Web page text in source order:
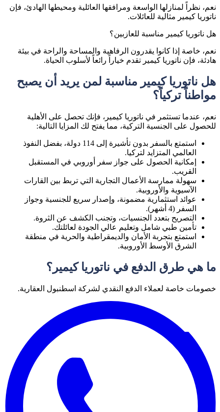
نعم، نظراً لمنازلها الواسعة ومرافقها العائلية ومحيطها الهادئ، فإن
ناتوريا كيمير مثالية للعائلات.
هل ناتوريا كيمير مناسبة للعازبين؟
نعم، خاصة إذا كانوا يقدرون الرفاهية والمساحة والراحة في بيئة
هادئة، فإن ناتوريا كيمير تقدم خياراً رائعاً لأسلوب الحياة.
هل ناتوريا كيمير مناسبة لمن يريد أن يصبح
مواطناً تركياً؟
نعم، عندما تستثمر في ناتوريا كيمير، فإنك تحصل على الأهلية
للحصول على الجنسية التركية، مما يفتح لك المزايا التالية:
استمتع بالسفر بدون تأشيرة إلى 114 دولة، بفضل النفوذ
العالمي المتزايد لتركيا.
إمكانية الحصول على جواز سفر أوروبي في المستقبل
القريب.
سهولة ممارسة الأعمال التجارية التي تربط بين القارات
الآسيوية والأوروبية.
عوائد استثمارية مضمونة، وإصدار سريع للجنسية وجواز
السفر (4 أشهر).
التصريح بتعدد الجنسيات، وتجنب الكشف عن الثروة.
تأمين طبي شامل وتعليم عالي الجودة لعائلتك.
استمتع بتجربة الأمان والديمقراطية والحرية في منطقة
الشرق الأوسط الأوروبية.
ما هي طرق الدفع في ناتوريا كيمير؟
خصومات خاصة لعملاء الدفع النقدي لشركة اسطنبول العقارية.